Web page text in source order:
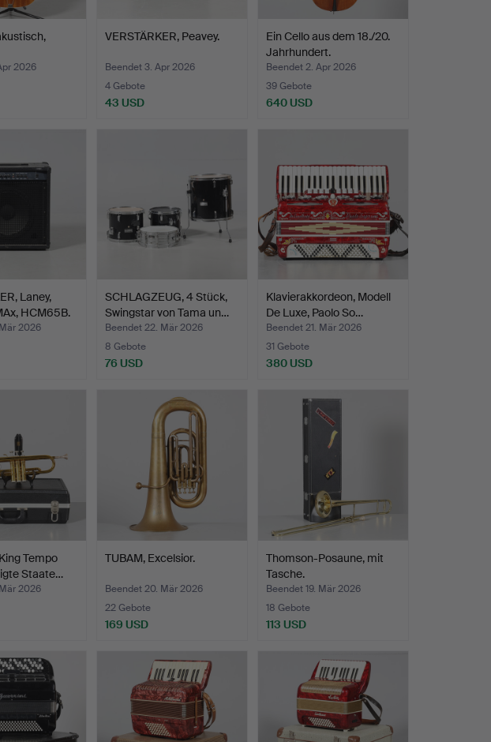
2026
VERSTÄRKER, Peavey.
Beendet 3. Apr 2026
4 Gebote
43 USD
Ein Cello aus dem 18./20.
Jahrhundert.
Beendet 2. Apr 2026
39 Gebote
640 USD
Laney,
HCM65B.
2026
SCHLAGZEUG, 4 Stück,
Swingstar von Tama un…
Beendet 22. Mär 2026
8 Gebote
76 USD
Klavierakkordeon, Modell
De Luxe, Paolo So…
Beendet 21. Mär 2026
31 Gebote
380 USD
Tempo
Staate…
2026
TUBAM, Excelsior.
Beendet 20. Mär 2026
22 Gebote
169 USD
Thomson-Posaune, mit
Tasche.
Beendet 19. Mär 2026
18 Gebote
113 USD